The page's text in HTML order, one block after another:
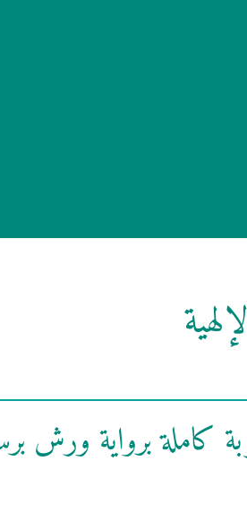
كاملة برواية ورش